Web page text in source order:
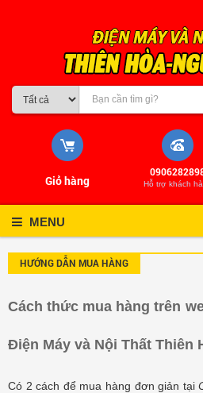
Hỗ trợ khách
Giỏ hàng
MENU
HƯỚNG DẪN MUA HÀNG
Cách thức mua hàng trên
Điện Máy và Nội Thất Thiên
Có 2 cách để mua hàng đơn giản tại